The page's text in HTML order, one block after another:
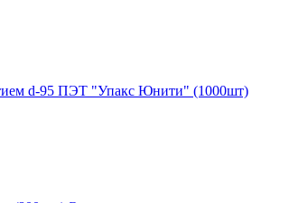
d-95 ПЭТ "Упакс Юнити" (1000шт)